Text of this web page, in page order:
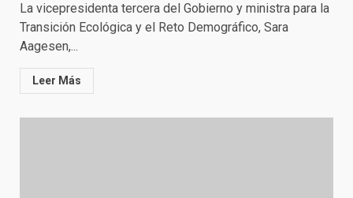
La vicepresidenta tercera del Gobierno y ministra para la
Transición Ecológica y el Reto Demográfico, Sara
Aagesen,...
Leer Más